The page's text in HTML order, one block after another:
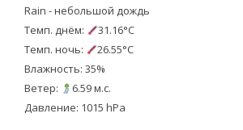
Rain - небольшой дождь
Темп. днём:
31.16°C
Темп. ночь:
26.55°C
Влажность: 35%
Ветер:
6.59 м.с.
Давление: 1015 hPa